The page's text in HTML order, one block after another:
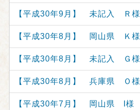
【平成30年9月】 未記入 Ｒ様
【平成30年8月】 岡山県 Ｋ様
【平成30年8月】 未記入 Ｇ様
【平成30年8月】 兵庫県 Ｏ様
【平成30年7月】 岡山県 I様